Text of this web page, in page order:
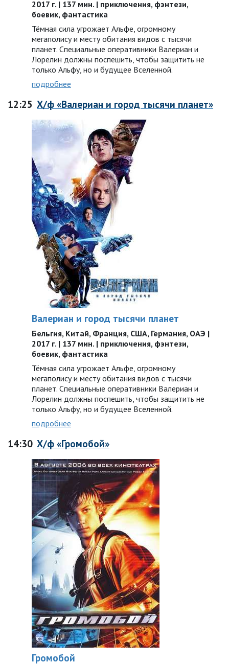
2017 г. | 137 мин. | приключения, фэнтези,
боевик, фантастика
Тёмная сила угрожает Альфе, огромному
мегаполису и месту обитания видов с тысячи
планет. Специальные оперативники Валериан и
Лорелин должны поспешить, чтобы защитить не
только Альфу, но и будущее Вселенной.
подробнее
12:25 Х/ф «Валериан и город тысячи планет»
Валериан и город тысячи планет
Бельгия, Китай, Франция, США, Германия, ОАЭ |
2017 г. | 137 мин. | приключения, фэнтези,
боевик, фантастика
Тёмная сила угрожает Альфе, огромному
мегаполису и месту обитания видов с тысячи
планет. Специальные оперативники Валериан и
Лорелин должны поспешить, чтобы защитить не
только Альфу, но и будущее Вселенной.
подробнее
14:30 Х/ф «Громобой»
Громобой